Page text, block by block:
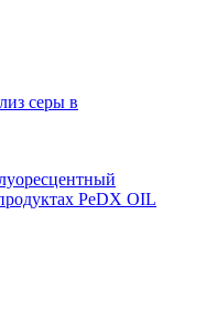
серы в
PeDX OIL